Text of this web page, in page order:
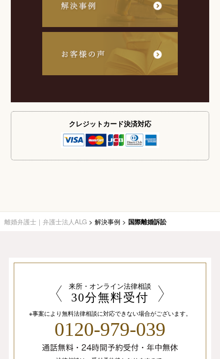
クレジットカード決済対応
離婚弁護士｜弁護士法人ALG > 解決事例 > 国際離婚訴訟
来所・オンライン法律相談
30分無料受付
※事案により無料法律相談に対応できない場合がございます。
0120-979-039